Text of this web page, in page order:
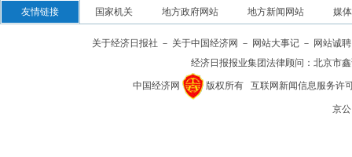
关于经济日报社 － 关于中国经济网 － 网站大事记 － 网站诚聘
经济日报报业集团法律顾问： 北京市
中国经济网 版权所有 互联网新闻信息服务许
京